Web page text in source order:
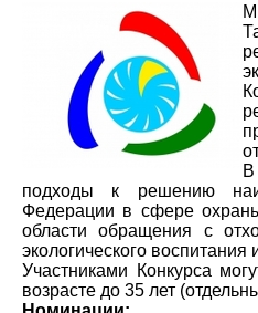
подходы к решению
Федерации в сфере
области обращения с
экологического
Участниками Конкурса
возрасте до 35 лет